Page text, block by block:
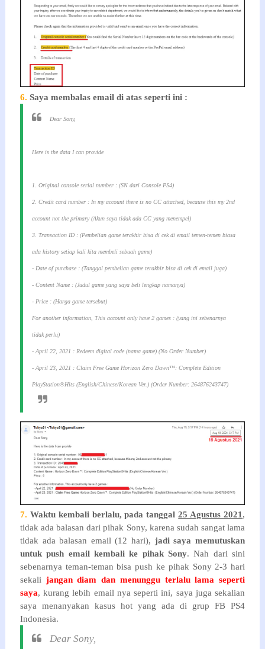
6. Saya membalas email di atas seperti ini :
Dear Sony,
Here is the data I can provide
1. Original console serial number : (SN dari Console PS4)
2. Credit card number : In my account there is no CC attached, because this my 2nd
account not the primary (Akun saya tidak ada CC yang menempel)
3. Transaction ID : (Pembelian game terakhir bisa di cek di email temen-temen biasa
ada history setiap kali kita membeli sebuah game)
- Date of purchase : (Tanggal pembelian game terakhir bisa di cek di email juga)
- Content Name : (Judul game yang saya beli lengkap namanya)
- Price : (Harga game tersebut)
For another information, This account only have 2 games : (yang ini sebenarnya
tidak perlu)
- April 22, 2021 : Redeem digital code (nama game) (No Order Number)
- April 23, 2021 : Claim Free Game Horizon Zero Dawn™: Complete Edition
PlayStation®Hits (English/Chinese/Korean Ver.) (Order Number: 264876243747)
7. Waktu kembali berlalu, pada tanggal25 Agustus 2021 ,
tidak ada balasan dari pihak Sony, karena sudah sangat lama
tidak ada balasan email (12 hari), jadi saya memutuskan
untuk push email kembali ke pihak Sony. Nah dari sini
sebenarnya teman-teman bisa push ke pihak Sony 2-3 hari
sekali jangan diam dan menunggu terlalu lama seperti
saya, kurang lebih email nya seperti ini, saya juga sekalian
saya menanyakan kasus hot yang ada di grup FB PS4
Indonesia.
Dear Sony,